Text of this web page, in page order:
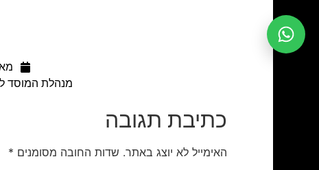
מאי 30,
מנהלת המוסד
כתיבת תגובה
האימייל לא יוצג באתר. שדות החובה מסומנים *